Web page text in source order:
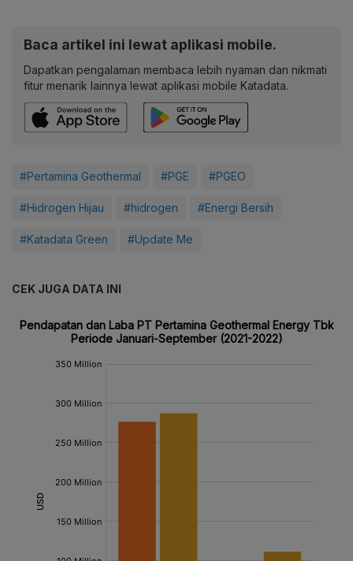
Baca artikel ini lewat aplikasi mobile.
Dapatkan pengalaman membaca lebih nyaman dan nikmati
fitur menarik lainnya lewat aplikasi mobile Katadata.
#Pertamina Geothermal #PGE #PGEO
#Hidrogen Hijau #hidrogen #Energi Bersih
#Katadata Green #Update Me
CEK JUGA DATA INI